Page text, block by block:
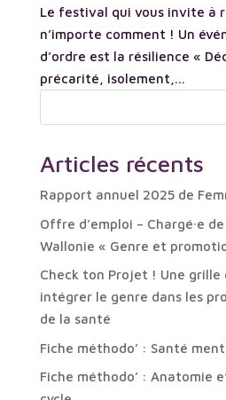
Le festival qui vous invite à
n’importe comment ! Un
d’ordre est la résilience «
précarité, isolement,...
Articles récents
Rapport annuel 2025 de
Offre d’emploi – Chargé∙e
Wallonie « Genre et
Check ton Projet ! Une
intégrer le genre dans les
de la santé
Fiche méthodo’ : Santé
Fiche méthodo’ : Anatomie